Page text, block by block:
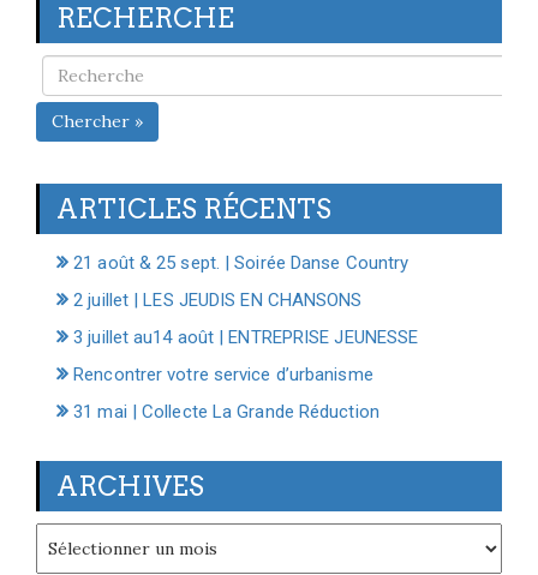
RECHERCHE
Chercher »
ARTICLES RÉCENTS
21 août & 25 sept. | Soirée Danse Country
2 juillet | LES JEUDIS EN CHANSONS
3 juillet au14 août | ENTREPRISE JEUNESSE
Rencontrer votre service d’urbanisme
31 mai | Collecte La Grande Réduction
ARCHIVES